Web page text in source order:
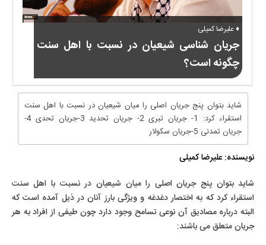
♦ علیرضا کمیلی
جریان شناسی شیعیان در نسبت با اهل سنت
چگونه است؟
شاید بتوان پنج جریان اصلی را میان شیعیان در نسبت با اهل سنت
استقراء کرد: 1- جریان تبری 2- جریان تحدید 3-جریان تحدی 4-
جریان تمدنی 5-جریان سکولار
نویسنده: علیرضا کمیلی
شاید بتوان پنج جریان اصلی را میان شیعیان در نسبت با اهل سنت
استقراء کرد که به اختصار دغدغه و ویژگی بارز آنان در ذیل آمده است که
البته درباره مصادیق آن نوعی تسامح وجود دارد چون طیفی از افراد به هر
جریان متعلق می باشند: